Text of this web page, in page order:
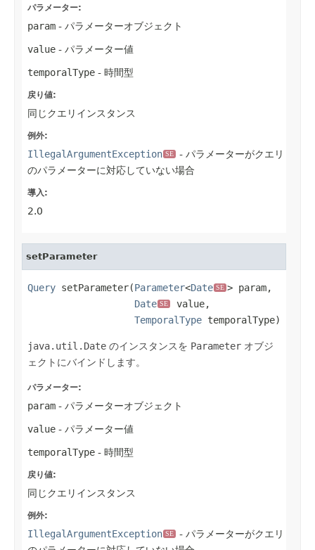
パラメーター:
param - パラメーターオブジェクト
value - パラメーター値
temporalType - 時間型
戻り値:
同じクエリインスタンス
例外:
IllegalArgumentException SE
- パラメーターがクエリ
のパラメーターに対応していない場合
導入:
2.0
setParameter
Query setParameter(Parameter<Date SE > param,
Date SE
value,
TemporalType temporalType)
java.util.Date のインスタンスを Parameter オブジ
ェクトにバインドします。
パラメーター:
param - パラメーターオブジェクト
value - パラメーター値
temporalType - 時間型
戻り値:
同じクエリインスタンス
例外:
IllegalArgumentException SE
- パラメーターがクエリ